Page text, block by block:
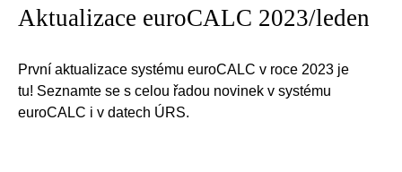
Reference
Aktuality
Aktualizace euroCALC 2023/leden
První aktualizace systému euroCALC v roce 2023 je
tu! Seznamte se s celou řadou novinek v systému
euroCALC i v datech ÚRS.